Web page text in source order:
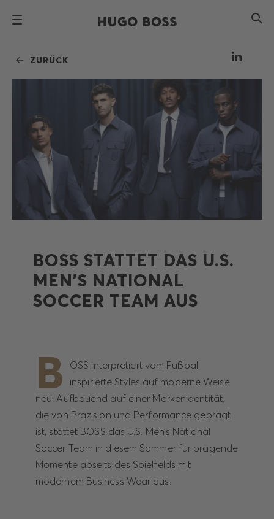
ZURÜCK
BOSS STATTET DAS U.S.
MEN’S NATIONAL
SOCCER TEAM AUS
B
OSS interpretiert vom Fußball
inspirierte Styles auf moderne Weise
neu. Aufbauend auf einer Markenidentität,
die von Präzision und Performance geprägt
ist, stattet BOSS das U.S. Men’s National
Soccer Team in diesem Sommer für prägende
Momente abseits des Spielfelds mit
modernem Business Wear aus.